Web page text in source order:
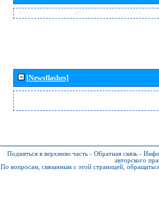
[Newsflashes]
Подняться в верхнюю часть - Обратная связь -
авторского
По вопросам, связанным с этой страницей,